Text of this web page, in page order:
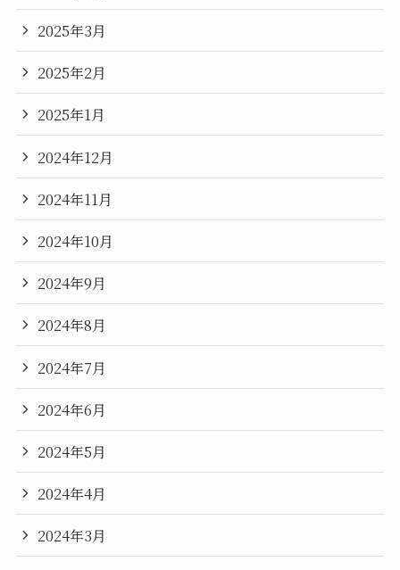
2025年3月
2025年2月
2025年1月
2024年12月
2024年11月
2024年10月
2024年9月
2024年8月
2024年7月
2024年6月
2024年5月
2024年4月
2024年3月